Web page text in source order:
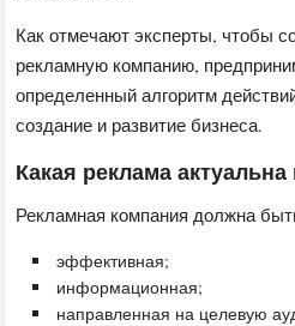
Как отмечают эксперты, чтобы
рекламную компанию,
определенный алгоритм
создание и развитие бизнеса.
Какая реклама
Рекламная компания должна
эффективная;
информационная;
направленная на целевую